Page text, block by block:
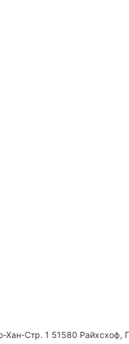
Хан-Стр. 1 51580 Райхсхоф,